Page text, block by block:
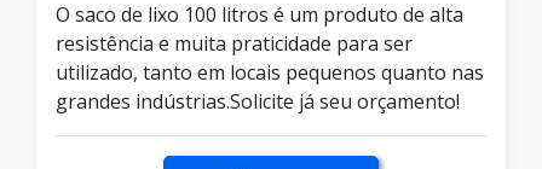
O saco de lixo 100 litros é um produto de alta
resistência e muita praticidade para ser
utilizado, tanto em locais pequenos quanto nas
grandes indústrias.Solicite já seu orçamento!